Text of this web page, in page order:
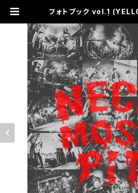
フォトブック vol.1